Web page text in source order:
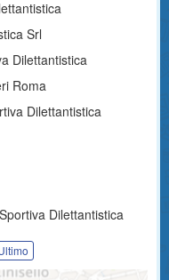
Srl
Dilettantistica
Roma
Dilettantistica
Dilettantistica